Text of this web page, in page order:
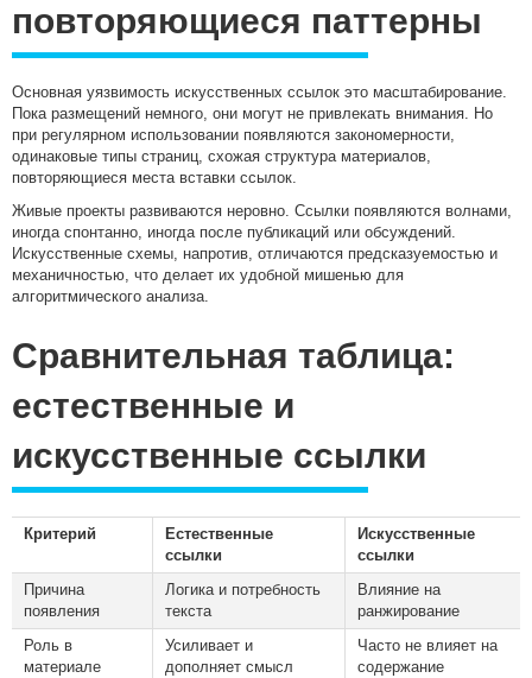
повторяющиеся паттерны
Основная уязвимость искусственных ссылок это масштабирование.
Пока размещений немного, они могут не привлекать внимания. Но
при регулярном использовании появляются закономерности,
одинаковые типы страниц, схожая структура материалов,
повторяющиеся места вставки ссылок.
Живые проекты развиваются неровно. Ссылки появляются волнами,
иногда спонтанно, иногда после публикаций или обсуждений.
Искусственные схемы, напротив, отличаются предсказуемостью и
механичностью, что делает их удобной мишенью для
алгоритмического анализа.
Сравнительная таблица:
естественные и
искусственные ссылки
Критерий
Естественные
ссылки
Искусственные
ссылки
Причина
появления
Логика и потребность
текста
Влияние на
ранжирование
Роль в
материале
Усиливает и
дополняет смысл
Часто не влияет на
содержание